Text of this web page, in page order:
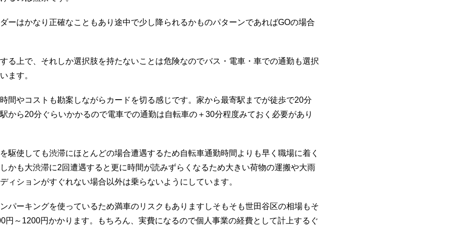
の
はかなり正確なこともあり途中で少し降られるかものパターンであればGOの場合
上で、それしか選択肢を持たないことは危険なのでバス・電車・車での通勤も選択
ます。
やコストも勘案しながらカードを切る感じです。家から最寄駅までが徒歩で20分
から20分ぐらいかかるので電車での通勤は自転車の＋30分程度みておく必要があり
使しても渋滞にほとんどの場合遭遇するため自転車通勤時間よりも早く職場に着く
かも大渋滞に2回遭遇すると更に時間が読みずらくなるため大きい荷物の運搬や大雨
ィションがすぐれない場合以外は乗らないようにしています。
ーキングを使っているため満車のリスクもありますしそもそも世田谷区の相場もそ
円～1200円かかります。もちろん、実費になるので個人事業の経費として計上するぐ